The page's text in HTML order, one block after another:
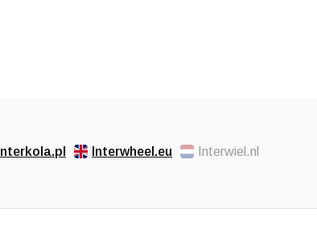
Interkola.pl Interwheel.eu Interwiel.nl